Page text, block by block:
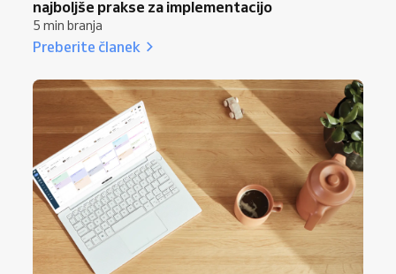
najboljše prakse za implementacijo
5 min branja
Preberite članek